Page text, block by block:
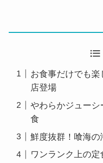
お食事だけでも
店登場
やわらかジューシ
食
鮮度抜群！喰海の
ワンランク上の